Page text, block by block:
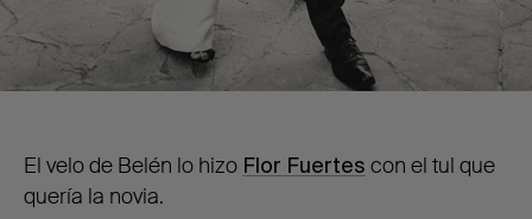
El velo de Belén lo hizo Flor Fuertes con el tul que
quería la novia.